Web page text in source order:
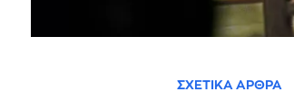
ΣΧΕΤΙΚΑ ΑΡΘΡΑ